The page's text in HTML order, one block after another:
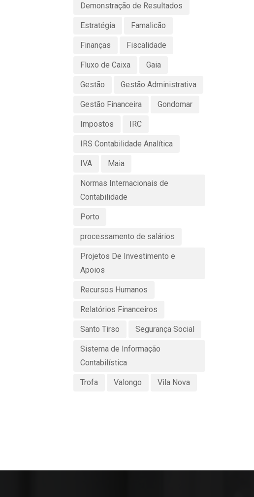
Demonstração de Resultados
Estratégia Famalicão
Finanças Fiscalidade
Fluxo de Caixa Gaia
Gestão Gestão Administrativa
Gestão Financeira Gondomar
Impostos IRC
IRS Contabilidade Analítica
IVA Maia
Normas Internacionais de
Contabilidade
Porto
processamento de salários
Projetos De Investimento e
Apoios
Recursos Humanos
Relatórios Financeiros
Santo Tirso Segurança Social
Sistema de Informação
Contabilística
Trofa Valongo Vila Nova